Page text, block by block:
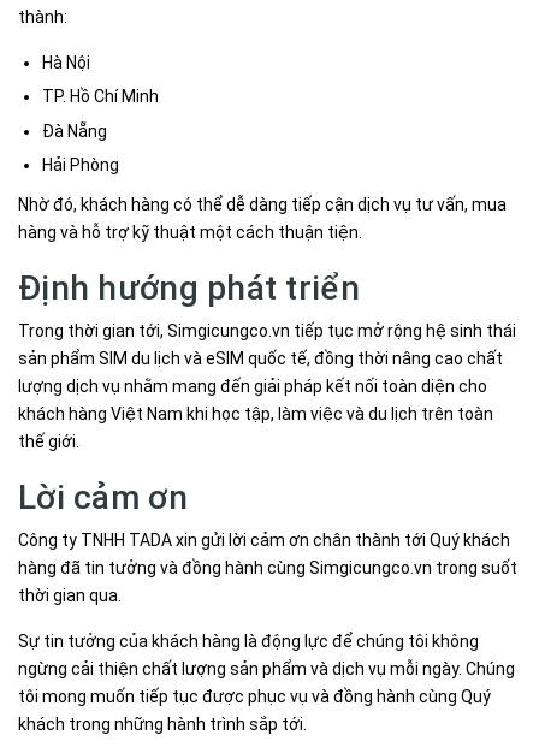
thành:
Hà Nội
TP. Hồ Chí Minh
Đà Nẵng
Hải Phòng
Nhờ đó, khách hàng có thể dễ dàng tiếp cận dịch vụ tư vấn, mua
hàng và hỗ trợ kỹ thuật một cách thuận tiện.
Định hướng phát triển
Trong thời gian tới, Simgicungco.vn tiếp tục mở rộng hệ sinh thái
sản phẩm SIM du lịch và eSIM quốc tế, đồng thời nâng cao chất
lượng dịch vụ nhằm mang đến giải pháp kết nối toàn diện cho
khách hàng Việt Nam khi học tập, làm việc và du lịch trên toàn
thế giới.
Lời cảm ơn
Công ty TNHH TADA xin gửi lời cảm ơn chân thành tới Quý khách
hàng đã tin tưởng và đồng hành cùng Simgicungco.vn trong suốt
thời gian qua.
Sự tin tưởng của khách hàng là động lực để chúng tôi không
ngừng cải thiện chất lượng sản phẩm và dịch vụ mỗi ngày. Chúng
tôi mong muốn tiếp tục được phục vụ và đồng hành cùng Quý
khách trong những hành trình sắp tới.